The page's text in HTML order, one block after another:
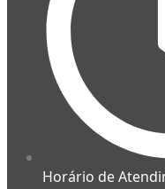
Horário de